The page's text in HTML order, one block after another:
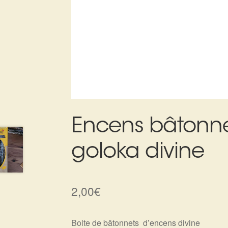
Encens
goloka divine
2,00€
Boite de bâtonnets d’encens divine